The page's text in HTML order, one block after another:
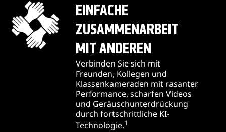
EINFACHE
ZUSAMMENARBEIT
MIT ANDEREN
Verbinden Sie sich mit
Freunden, Kollegen und
Klassenkameraden mit rasanter
Performance, scharfen Videos
und Geräuschunterdrückung
durch fortschrittliche KI-
Technologie.1